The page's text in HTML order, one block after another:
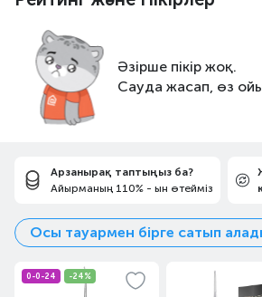
Әзірше пікір жоқ.
Сауда жасап, өз
Арзанырақ таптыңыз ба?
Айырманың 110% - ын өтейміз
Осы тауармен бірге сатып
0-0-24 -24%